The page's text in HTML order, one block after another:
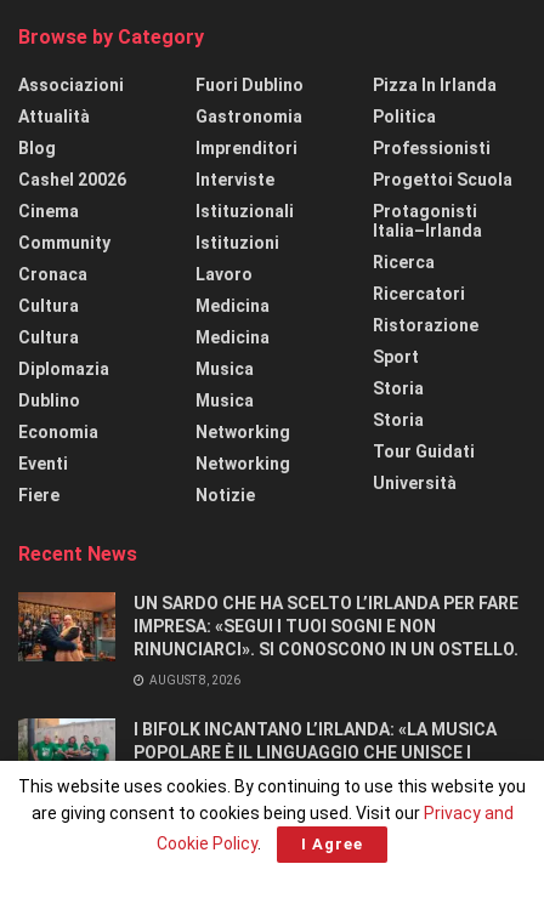
Browse by Category
Associazioni
Attualità
Blog
Cashel 20026
Cinema
Community
Cronaca
Cultura
Cultura
Diplomazia
Dublino
Economia
Eventi
Fiere
Fuori Dublino
Gastronomia
Imprenditori
Interviste
Istituzionali
Istituzioni
Lavoro
Medicina
Medicina
Musica
Musica
Networking
Networking
Notizie
Pizza In Irlanda
Politica
Professionisti
Progettoi Scuola
Protagonisti
Italia–Irlanda
Ricerca
Ricercatori
Ristorazione
Sport
Storia
Storia
Tour Guidati
Università
Recent News
UN SARDO CHE HA SCELTO L’IRLANDA PER FARE
IMPRESA: «SEGUI I TUOI SOGNI E NON
RINUNCIARCI». SI CONOSCONO IN UN OSTELLO.
AUGUST 8, 2026
I BIFOLK INCANTANO L’IRLANDA: «LA MUSICA
POPOLARE È IL LINGUAGGIO CHE UNISCE I
POPOLI»
JULY 31, 2026
This website uses cookies. By continuing to use this website you
are giving consent to cookies being used. Visit our Privacy and
Cookie Policy. I Agree